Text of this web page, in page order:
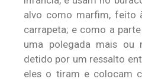
alvo como marfim, feito
carrapeta; e como a
uma polegada mais
detido por um ressalto
eles o tiram e colocam